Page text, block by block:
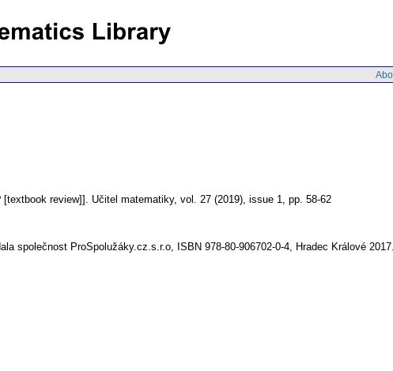
[textbook review]]. Učitel matematiky, vol. 27 (2019), issue 1, pp. 58-62
společnost ProSpolužáky.cz.s.r.o, ISBN 978-80-906702-0-4, Hradec Králové